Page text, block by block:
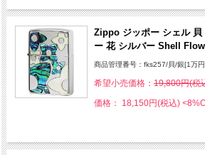
Zippo ジッポー シェル 貝
ー 花 シルバー Shell
商品管理番号：fks257/貝/銀[1万
希望小売価格： 19,800円(税
価格： 18,150円(税込)